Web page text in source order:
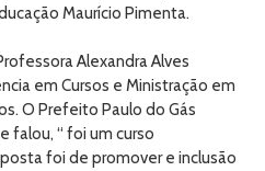
Maurício Pimenta.
Alexandra Alves
em Cursos e Ministração em
O Prefeito Paulo do Gás
falou, “ foi um curso
foi de promover e inclusão